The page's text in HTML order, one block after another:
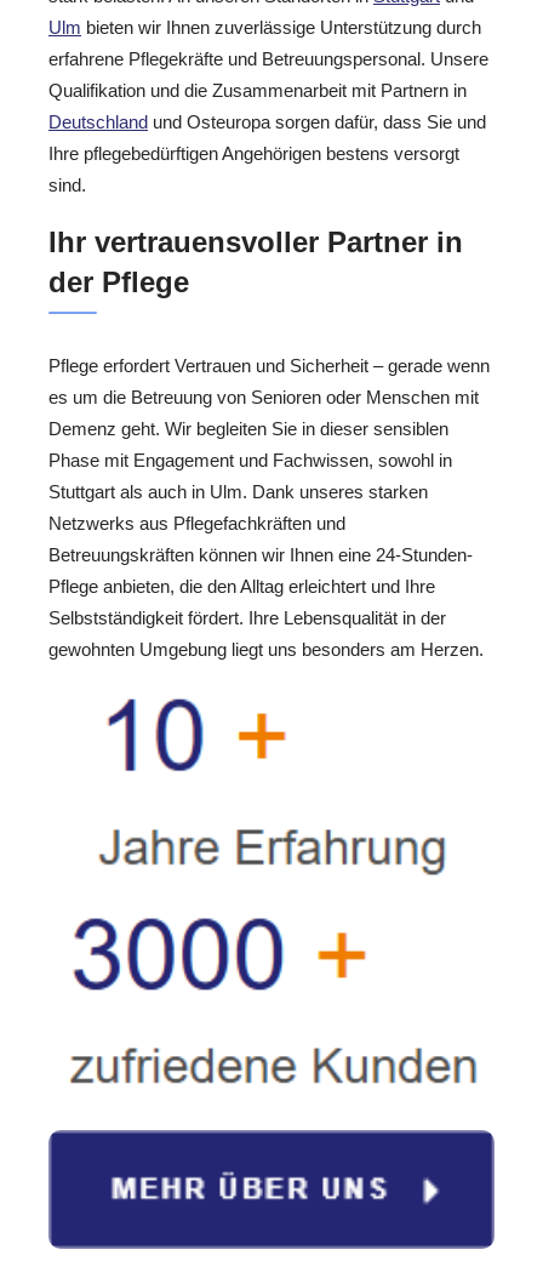
Ulm bieten wir Ihnen zuverlässige Unterstützung durch
erfahrene Pflegekräfte und Betreuungspersonal. Unsere
Qualifikation und die Zusammenarbeit mit Partnern in
Deutschland und Osteuropa sorgen dafür, dass Sie und
Ihre pflegebedürftigen Angehörigen bestens versorgt
sind.
Ihr vertrauensvoller Partner in
der Pflege
Pflege erfordert Vertrauen und Sicherheit – gerade wenn
es um die Betreuung von Senioren oder Menschen mit
Demenz geht. Wir begleiten Sie in dieser sensiblen
Phase mit Engagement und Fachwissen, sowohl in
Stuttgart als auch in Ulm. Dank unseres starken
Netzwerks aus Pflegefachkräften und
Betreuungskräften können wir Ihnen eine 24-Stunden-
Pflege anbieten, die den Alltag erleichtert und Ihre
Selbstständigkeit fördert. Ihre Lebensqualität in der
gewohnten Umgebung liegt uns besonders am Herzen.